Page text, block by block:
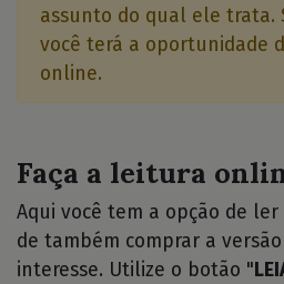
assunto do qual ele trata.
você terá a oportunidade
online.
Faça a leitura
Aqui você tem a opção de
de também comprar a
interesse. Utilize o botão "